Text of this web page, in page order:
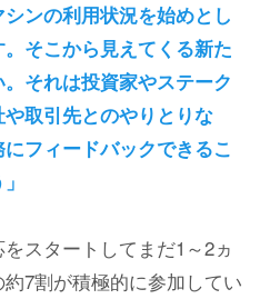
ンの利用状況を始めとし
そこから見えてくる新た
それは投資家やステーク
取引先とのやりとりな
フィードバックできるこ
スタートしてまだ1～2ヵ
7割が積極的に参加してい